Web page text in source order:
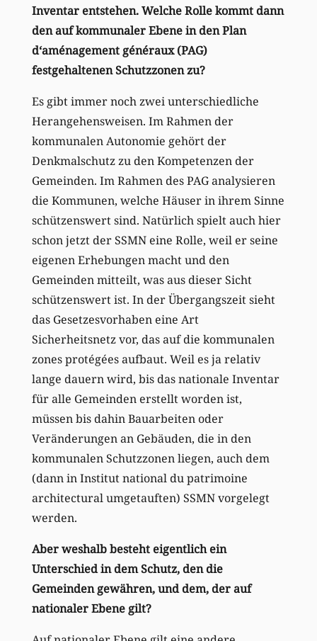
Inventar entstehen. Welche Rolle kommt dann
den auf kommunaler Ebene in den Plan
d‘aménagement généraux (PAG)
festgehaltenen Schutzzonen zu?
Es gibt immer noch zwei unterschiedliche
Herangehensweisen. Im Rahmen der
kommunalen Autonomie gehört der
Denkmalschutz zu den Kompetenzen der
Gemeinden. Im Rahmen des PAG analysieren
die Kommunen, welche Häuser in ihrem Sinne
schützenswert sind. Natürlich spielt auch hier
schon jetzt der SSMN eine Rolle, weil er seine
eigenen Erhebungen macht und den
Gemeinden mitteilt, was aus dieser Sicht
schützenswert ist. In der Übergangszeit sieht
das Gesetzesvorhaben eine Art
Sicherheitsnetz vor, das auf die kommunalen
zones protégées aufbaut. Weil es ja relativ
lange dauern wird, bis das nationale Inventar
für alle Gemeinden erstellt worden ist,
müssen bis dahin Bauarbeiten oder
Veränderungen an Gebäuden, die in den
kommunalen Schutzzonen liegen, auch dem
(dann in Institut national du patrimoine
architectural umgetauften) SSMN vorgelegt
werden.
Aber weshalb besteht eigentlich ein
Unterschied in dem Schutz, den die
Gemeinden gewähren, und dem, der auf
nationaler Ebene gilt?